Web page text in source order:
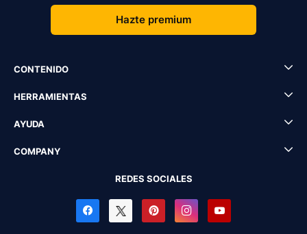
Hazte premium
CONTENIDO
HERRAMIENTAS
AYUDA
COMPANY
REDES SOCIALES